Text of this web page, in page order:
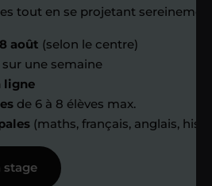
des
réguliers
travail et les progrès
et moi-
tout en se projetant
août (selon le centre)
une semaine
ligne
de 6 à 8 élèves max.
(maths, français, anglais,
stage